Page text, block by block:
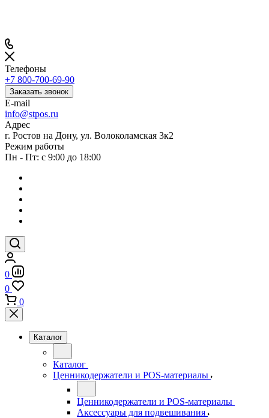
Телефоны
+7 800-700-69-90
Заказать звонок
E-mail
info@stpos.ru
Адрес
г. Ростов на Дону, ул. Волоколамская 3к2
Режим работы
Пн - Пт: с 9:00 до 18:00
0
0
0
Каталог
Каталог
Ценникодержатели и POS-материалы
Ценникодержатели и POS-материалы
Аксессуары для подвешивания